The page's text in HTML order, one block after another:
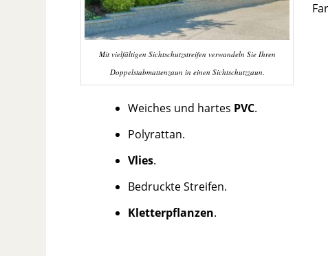
Mit vielfältigen Sichtschutzstreifen verwandeln Sie Ihren
Doppelstabmattenzaun in einen Sichtschutzzaun.
Weiches und hartes PVC.
Polyrattan.
Vlies.
Bedruckte Streifen.
Kletterpflanzen.